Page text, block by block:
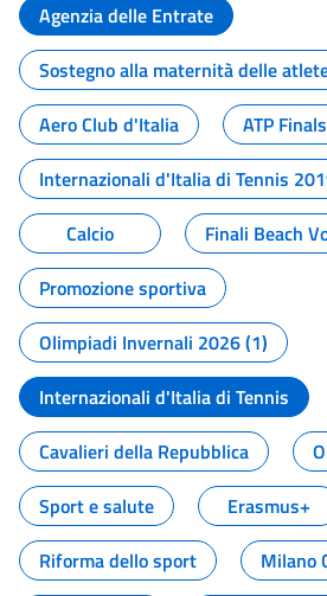
Agenzia delle Entrate
Sostegno alla maternità delle
Aero Club d'Italia
ATP
Internazionali d'Italia di Tennis
Calcio
Finali Beach
Promozione sportiva
Olimpiadi Invernali 2026 (1)
Internazionali d'Italia di Tennis
Cavalieri della Repubblica
Sport e salute
Erasmus+
Riforma dello sport
Milano